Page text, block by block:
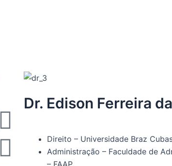
F
a
I
n
T
w
Y
o
L
i
G
o
Dr. Edison Ferreira
Direito – Universidade Braz
Administração – Faculdade de
– FAAP